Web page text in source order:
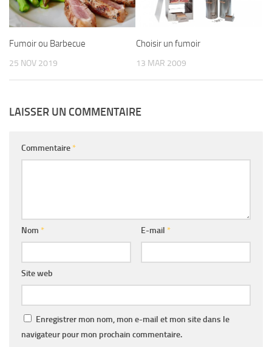
Fumoir ou Barbecue
25 NOV 2019
Choisir un fumoir
13 MAR 2009
LAISSER UN COMMENTAIRE
Commentaire *
Nom * E-mail *
Site web
Enregistrer mon nom, mon e-mail et mon site dans le
navigateur pour mon prochain commentaire.